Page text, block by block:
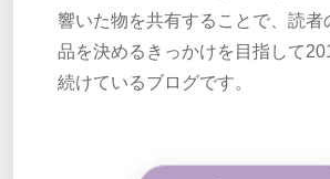
響いた物を共有することで、読者
品を決めるきっかけを目指して
続けているブログです。